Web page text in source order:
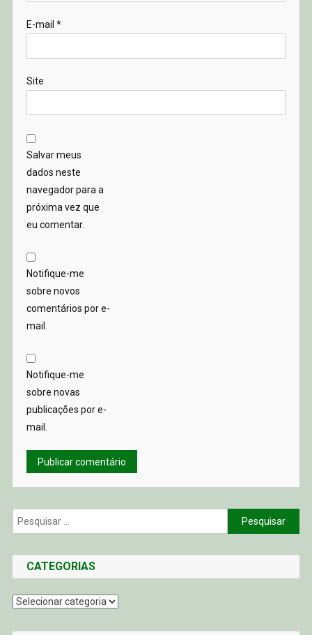
E-mail *
Site
Salvar meus
dados neste
navegador para a
próxima vez que
eu comentar.
Notifique-me
sobre novos
comentários por e-
mail.
Notifique-me
sobre novas
publicações por e-
mail.
Pesquisar
por:
CATEGORIAS
Categorias